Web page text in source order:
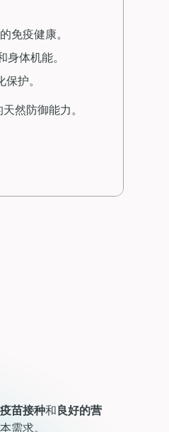
免疫健康。
体机能。
护。
然防御能力。
疫苗接种和良好的营
需求。